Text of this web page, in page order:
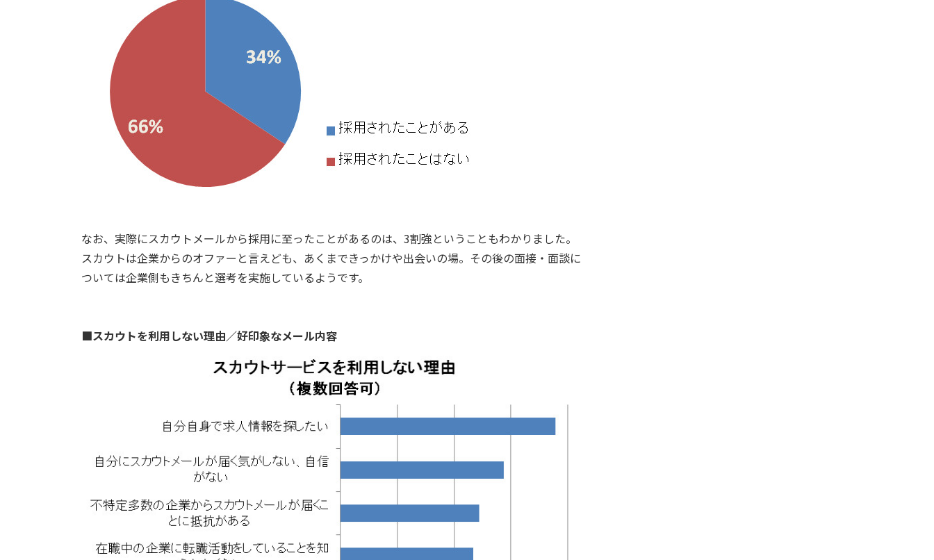
なお、実際にスカウトメールから採用に至ったことがあるのは、3割強ということもわかりました。
スカウトは企業からのオファーと言えども、あくまできっかけや出会いの場。その後の面接・面談に
ついては企業側もきちんと選考を実施しているようです。
■スカウトを利用しない理由／好印象なメール内容